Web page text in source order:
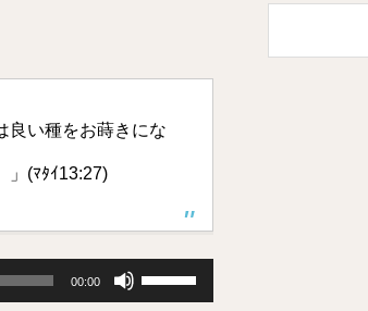
良い種をお蒔きにな
」(ﾏﾀｲ13:27)
00:00
リ
ュ